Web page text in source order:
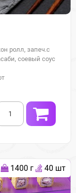
ролл, запеч.с
соевый соус
1400 г 40 шт